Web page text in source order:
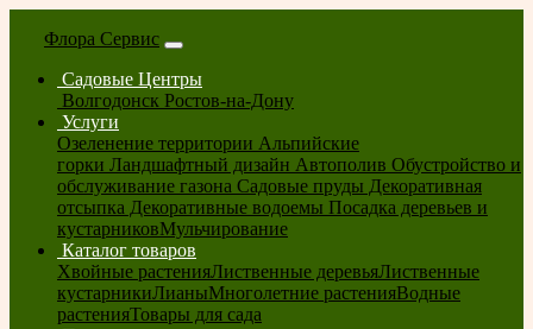
Флора Сервис
Садовые Центры
Волгодонск Ростов-на-Дону
Услуги
Озеленение территории Альпийские
горки Ландшафтный дизайн Автополив Обустройство и
обслуживание газона Садовые пруды Декоративная
отсыпка Декоративные водоемы Посадка деревьев и
кустарниковМульчирование
Каталог товаров
Хвойные растенияЛиственные деревьяЛиственные
кустарникиЛианыМноголетние растенияВодные
растенияТовары для сада